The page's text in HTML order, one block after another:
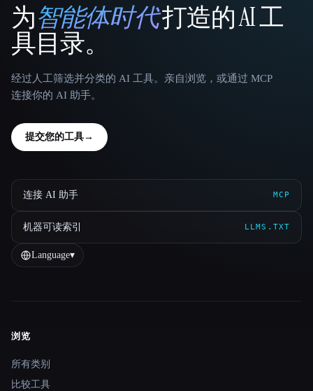
That AI Collection
为智能体时代打造的 AI 工
具目录。
经过人工筛选并分类的 AI 工具。亲自浏览，或通过 MCP
连接你的 AI 助手。
提交您的工具→
连接 AI 助手 MCP
机器可读索引 LLMS.TXT
Language▾
Site navigation
浏览
所有类别
比较工具